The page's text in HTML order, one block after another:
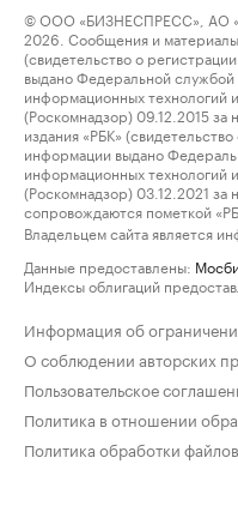
© ООО «БИЗНЕСПРЕСС», АО
2026. Сообщения и
(свидетельство о
выдано Федеральной службой
информационных технологий
(Роскомнадзор) 09.12.2015
издания «РБК»
информации выдано
информационных технологий
(Роскомнадзор) 03.12.2021
сопровождаются пометкой
Владельцем сайта является
Данные предоставлены:
Индексы облигаций
Информация об
О соблюдении авторских
Пользовательское
Политика в отношении
Политика обработки